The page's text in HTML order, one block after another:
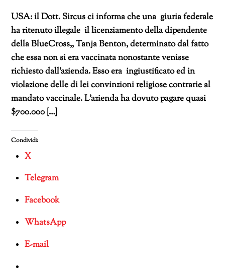
USA: il Dott. Sircus ci informa che una giuria federale
ha ritenuto illegale il licenziamento della dipendente
della BlueCross,, Tanja Benton, determinato dal fatto
che essa non si era vaccinata nonostante venisse
richiesto dall’azienda. Esso era ingiustificato ed in
violazione delle di lei convinzioni religiose contrarie al
mandato vaccinale. L’azienda ha dovuto pagare quasi
$700.000 […]
Condividi:
X
Telegram
Facebook
WhatsApp
E-mail